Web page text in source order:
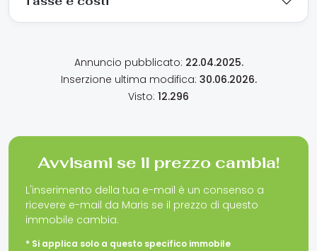
Annuncio pubblicato: 22.04.2025.
Inserzione ultima modifica: 30.06.2026.
Visto: 12.296
Avvisami se il prezzo cambia!
L'inserimento della tua e-mail è un consenso a
ricevere e-mail da Maris se il prezzo di questo
immobile cambia.
* Si applica solo a questo specifico immobile